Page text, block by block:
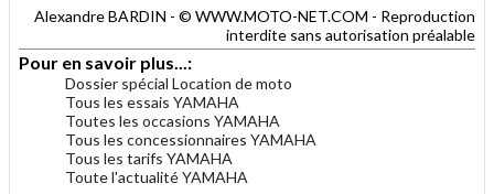
Alexandre BARDIN - © WWW.MOTO-NET.COM - Reproduction
interdite sans autorisation préalable
Pour en savoir plus...:
Dossier spécial Location de moto
Tous les essais YAMAHA
Toutes les occasions YAMAHA
Tous les concessionnaires YAMAHA
Tous les tarifs YAMAHA
Toute l'actualité YAMAHA